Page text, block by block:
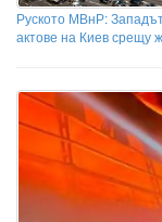
Руското МВнР:
актове на Киев срещу